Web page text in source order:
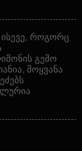
როგორც
გემო
მოყვანა